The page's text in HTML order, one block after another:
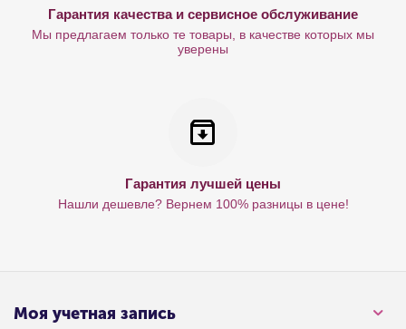
Гарантия качества и сервисное обслуживание
Мы предлагаем только те товары, в качестве которых мы
уверены
Гарантия лучшей цены
Нашли дешевле? Вернем 100% разницы в цене!
Моя учетная запись